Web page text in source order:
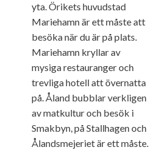
yta. Örikets huvudstad
Mariehamn är ett måste att
besöka när du är på plats.
Mariehamn kryllar av
mysiga restauranger och
trevliga hotell att övernatta
på. Åland bubblar verkligen
av matkultur och besök i
Smakbyn, på Stallhagen och
Ålandsmejeriet är ett måste.